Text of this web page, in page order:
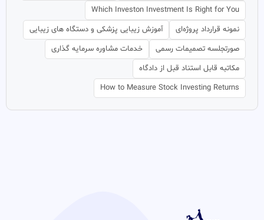
Which Investon Investment Is Right for You
نمونه قرارداد پروژه‌ای
آموزش زیبایی پزشکی و دستگاه های زیبایی
صورتجلسه تصمیمات رسمی
خدمات مشاوره سرمایه گذاری
مکاتبه قابل استناد قبل از دادگاه
How to Measure Stock Investing Returns